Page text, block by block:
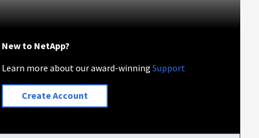
New to NetApp?
Learn more about our award-winningSupport
Create Account